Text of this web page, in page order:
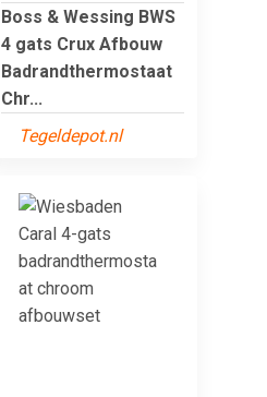
Boss & Wessing BWS
4 gats Crux Afbouw
Badrandthermostaat
Chr...
Tegeldepot.nl